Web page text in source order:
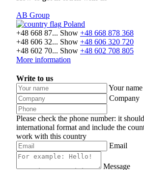
AB Group
Poland
+48 668 87... Show +48 668 878 368
+48 606 32... Show +48 606 320 720
+48 602 70... Show +48 602 708 805
More information
Write to us
Your name
Company
Please check the phone number: it
international format and include the
work with this country
Email
Message